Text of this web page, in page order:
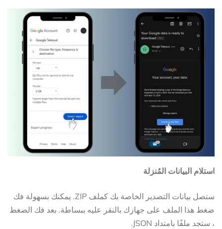
استلام البيانات المُنزلة
ستصل بيانات التصدير الخاصة بك كملف ZIP. يمكنك بسهولة فك
ضغط هذا الملف على جهازك بالنقر عليه ببساطة. بعد فك الضغط
، ستجد ملفًا بامتداد JSON.